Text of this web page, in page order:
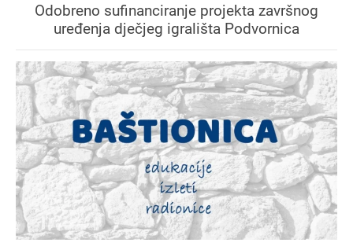
Odobreno sufinanciranje projekta završnog
uređenja dječjeg igrališta Podvornica